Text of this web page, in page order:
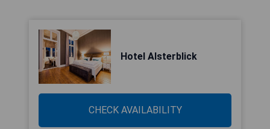
Hotel Alsterblick
CHECK AVAILABILITY